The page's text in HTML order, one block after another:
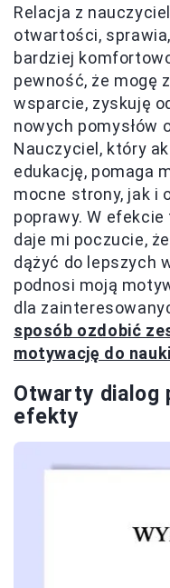
Relacja z
otwartości,
bardziej
pewność, że mogę
wsparcie, zyskuję
nowych pomysłów
Nauczyciel, który
edukację, pomaga
mocne strony, jak i
poprawy. W
daje mi poczucie,
dążyć do lepszych
podnosi moją
dla
sposób ozdobić
motywację do nauki
Otwarty dialog
efekty